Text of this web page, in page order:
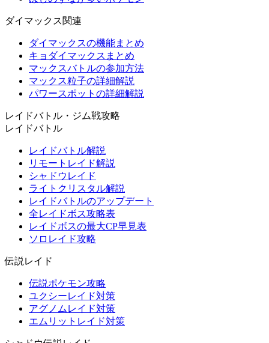
ダイマックス関連
ダイマックスの機能まとめ
キョダイマックスまとめ
マックスバトルの参加方法
マックス粒子の詳細解説
パワースポットの詳細解説
レイドバトル・ジム戦攻略
レイドバトル
レイドバトル解説
リモートレイド解説
シャドウレイド
ライトクリスタル解説
レイドバトルのアップデート
全レイドボス攻略表
レイドボスの最大CP早見表
ソロレイド攻略
伝説レイド
伝説ポケモン攻略
ユクシーレイド対策
アグノムレイド対策
エムリットレイド対策